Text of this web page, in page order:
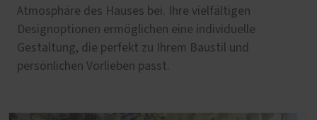
Atmosphäre des Hauses bei. Ihre vielfältigen
Designoptionen ermöglichen eine individuelle
Gestaltung, die perfekt zu Ihrem Baustil und
persönlichen Vorlieben passt.